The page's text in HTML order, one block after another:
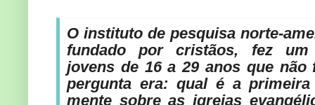
O instituto de pesquisa norte-
fundado por cristãos, fez um
jovens de 16 a 29 anos que não
pergunta era: qual é a
mente sobre as igrejas